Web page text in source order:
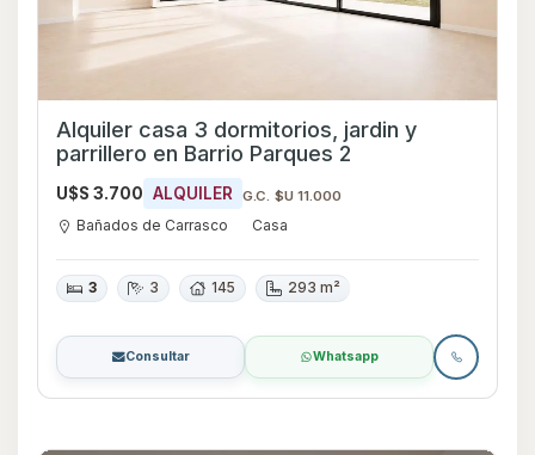
Alquiler casa 3 dormitorios, jardin y
parrillero en Barrio Parques 2
U$S 3.700 ALQUILER G.C. $U 11.000
Bañados de Carrasco Casa
3 3 145 293 m²
Consultar Whatsapp